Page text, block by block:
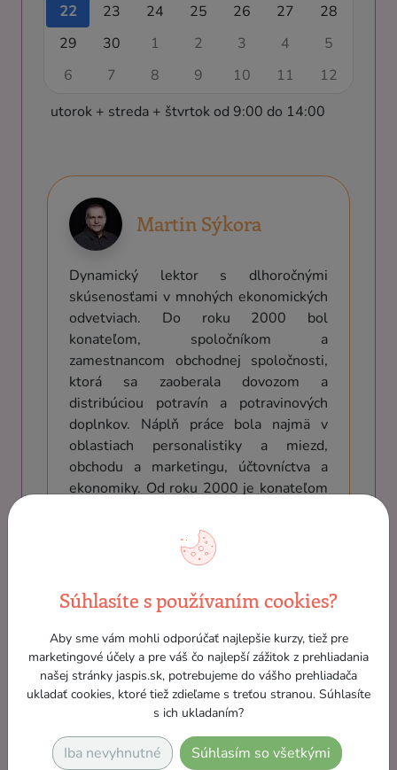
22
23 24 25 26 27
28
29
30 1 2 3 4
5
6
7 8 9 10 11
12
utorok + streda + štvrtok od 9:00 do 14:00
Martin Sýkora
Dynamický lektor s dlhoročnými
skúsenosťami v mnohých ekonomických
odvetviach. Do roku 2000 bol
konateľom, spoločníkom a
zamestnancom obchodnej spoločnosti,
ktorá sa zaoberala dovozom a
distribúciou potravín a potravinových
doplnkov. Náplň práce bola najmä v
oblastiach personalistiky a miezd,
obchodu a marketingu, účtovníctva a
ekonomiky. Od roku 2000 je konateľom
zaoberá účtovným, podnikateľským,
organizačným, ekonomickým a
Komunikatívny, ústretový lektor, rád
pracuje s ľudmi a odovzdáva im svoje
skúsenosti.
Súhlasíte s používaním cookies?
Aby sme vám mohli odporúčať najlepšie kurzy, tiež pre
marketingové účely a pre váš čo najlepší zážitok z prehliadania
našej stránky jaspis.sk, potrebujeme do vášho prehliadača
ukladať cookies, ktoré tiež zdieľame s treťou stranou. Súhlasíte
s ich ukladaním?
Iba nevyhnutné Súhlasím so všetkými